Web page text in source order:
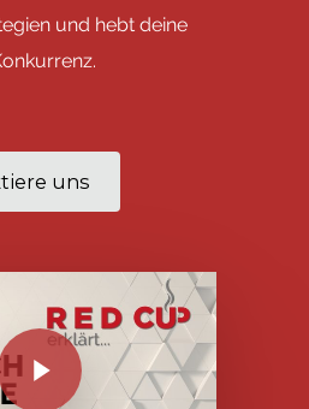
und hebt deine
uns